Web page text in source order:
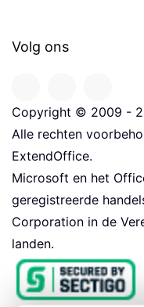
Volg ons
Copyright © 2009 -
Alle rechten
ExtendOffice.
Microsoft en het
geregistreerde
Corporation in de
landen.